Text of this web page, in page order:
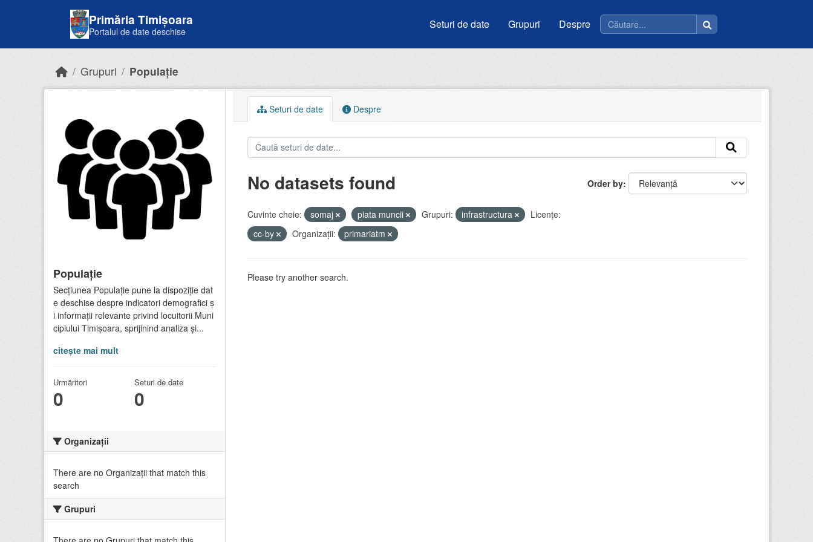
Primăria Timișoara
Portalul de date deschise
Seturi de date Grupuri Despre
Grupuri Populație
Populație
Secțiunea Populație pune la dispoziție dat
e deschise despre indicatori demografici ș
i informații relevante privind locuitorii Muni
cipiului Timișoara, sprijinind analiza și...
citește mai mult
Urmăritori
0
Seturi de date
0
Organizații
There are no Organizații that match this
search
Grupuri
Seturi de date Despre
Order by
No datasets found
Cuvinte cheie: somaj piata muncii Grupuri: infrastructura
Licenţe:
cc-by
Organizații: primariatm
Please try another search.